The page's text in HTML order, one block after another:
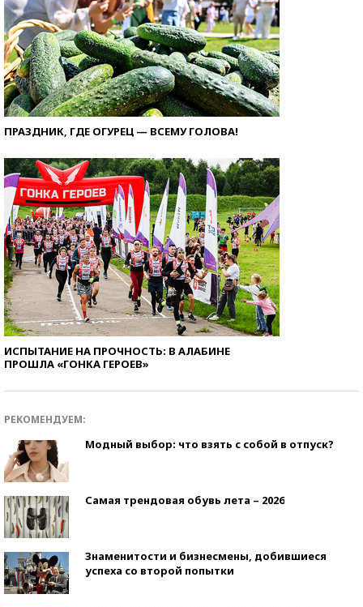
ПРАЗДНИК, ГДЕ ОГУРЕЦ — ВСЕМУ ГОЛОВА!
ИСПЫТАНИЕ НА ПРОЧНОСТЬ: В АЛАБИНЕ
ПРОШЛА «ГОНКА ГЕРОЕВ»
РЕКОМЕНДУЕМ:
Модный выбор: что взять с собой в отпуск?
Самая трендовая обувь лета – 2026
Знаменитости и бизнесмены, добившиеся
успеха со второй попытки